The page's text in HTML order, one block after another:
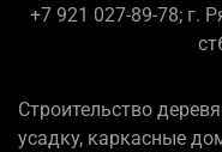
+7 921 027-89-78; г.
Строительство
усадку, каркасные